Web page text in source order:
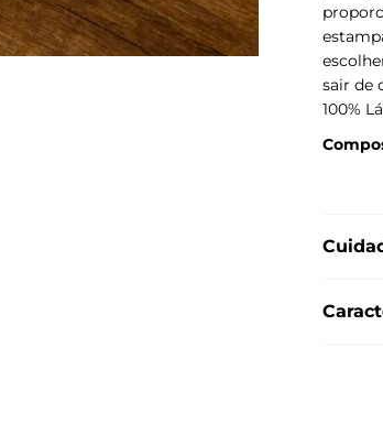
sair de
100%